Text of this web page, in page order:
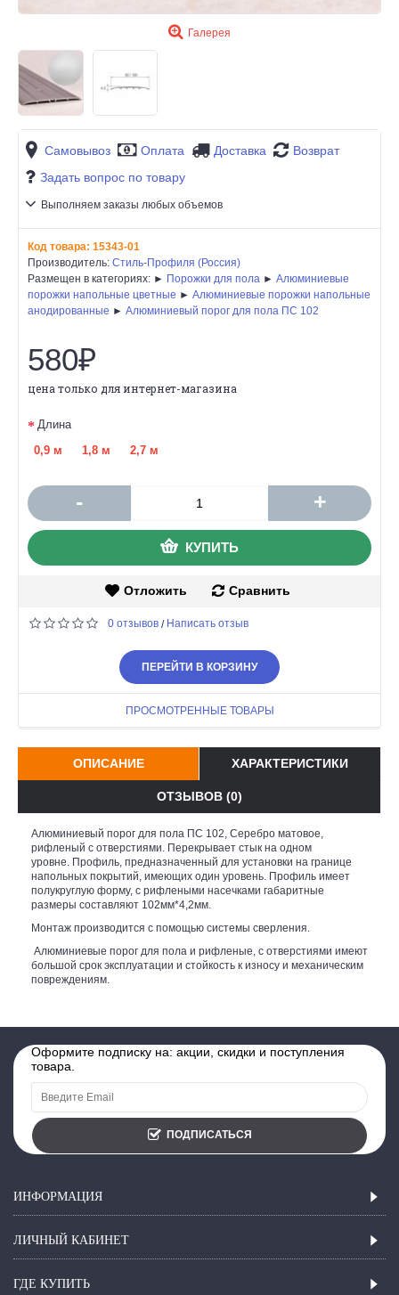
Галерея
Самовывоз Оплата Доставка
Возврат
Задать вопрос по товару
Выполняем заказы любых объемов
Код товара: 15343-01
Производитель: Стиль-Профиля (Россия)
Размещен в категориях: ► Порожки для пола ► Алюминиевые
порожки напольные цветные ► Алюминиевые порожки напольные
анодированные ► Алюминиевый порог для пола ПС 102
580₽
цена только для интернет-магазина
Длина
0,9 м
1,8 м 2,7 м
- +
КУПИТЬ
Отложить Сравнить
0 отзывов / Написать отзыв
ПЕРЕЙТИ В КОРЗИНУ
ПРОСМОТРЕННЫЕ ТОВАРЫ
ОПИСАНИЕ ХАРАКТЕРИСТИКИ
ОТЗЫВОВ (0)
Алюминиевый порог для пола ПС 102, Серебро матовое,
рифленый с отверстиями . Перекрывает стык на одном
уровне. Профиль, предназначенный для установки на границе
напольных покрытий, имеющих один уровень. Профиль имеет
полукруглую форму, с рифлеными насечками габаритные
размеры составляют 102мм*4,2мм.
Монтаж производится с помощью системы сверления.
Алюминиевые порог для пола и рифленые, с отверстиями имеют
большой срок эксплуатации и стойкость к износу и механическим
повреждениям.
Оформите подписку на: акции, скидки и поступления
товара.
ПОДПИСАТЬСЯ
ИНФОРМАЦИЯ
ЛИЧНЫЙ КАБИНЕТ
ГДЕ КУПИТЬ